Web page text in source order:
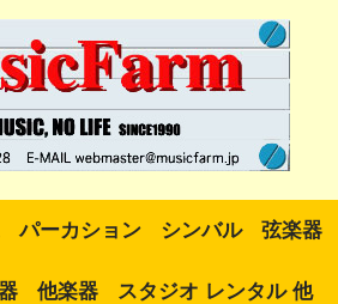
パーカション シンバル 弦楽器
他楽器 スタジオ レンタル 他